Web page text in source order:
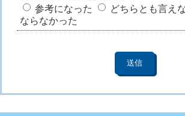
参考になった
どちらとも言え
ならなかった